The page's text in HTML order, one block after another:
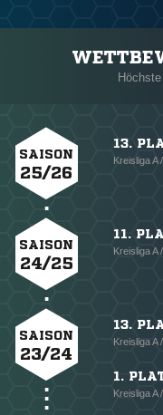
SAISON
25/26
13.
Kreisliga A
SAISON
24/25
11.
Kreisliga A
SAISON
23/24
13.
Kreisliga A
1.
Kreisliga A